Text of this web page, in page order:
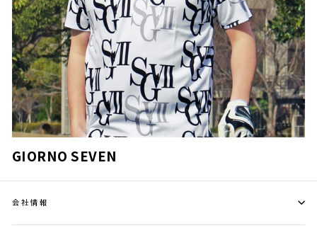
GIORNO SEVEN
会社情報